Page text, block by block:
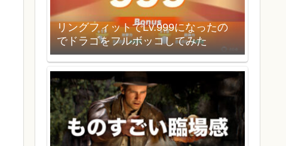
リングフィットでLv.999になったの
でドラゴをフルボッコしてみた